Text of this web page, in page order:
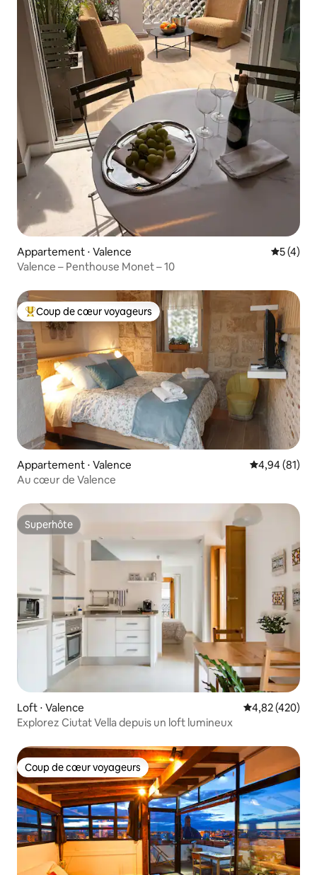
Appartement ⋅ Valence
5 (4)
Valence – Penthouse Monet – 10
Coups de cœur voyageurs les plus appréciés
Coup de cœur voyageurs
Appartement ⋅ Valence Évaluation
4,94 (81)
Au cœur de Valence
Superhôte
Superhôte
Loft ⋅ Valence Évaluation
4,82 (420)
Explorez Ciutat Vella depuis un loft lumineux
Coup de cœur voyageurs
Coup de cœur voyageurs